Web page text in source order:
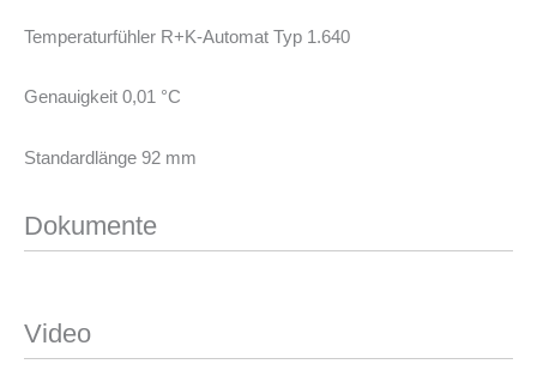
Temperaturfühler R+K-Automat Typ 1.640
Genauigkeit 0,01 °C
Standardlänge 92 mm
Dokumente
Video